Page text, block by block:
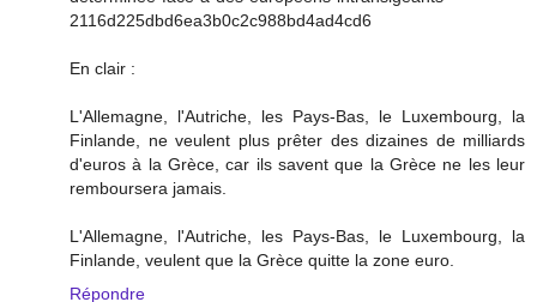
2116d225dbd6ea3b0c2c988bd4ad4cd6
En clair :
L'Allemagne, l'Autriche, les Pays-Bas, le Luxembourg, la
Finlande, ne veulent plus prêter des dizaines de milliards
d'euros à la Grèce, car ils savent que la Grèce ne les leur
remboursera jamais.
L'Allemagne, l'Autriche, les Pays-Bas, le Luxembourg, la
Finlande, veulent que la Grèce quitte la zone euro.
Répondre